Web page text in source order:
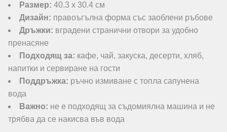
Размер: 40.3 x 30.4 см
Дизайн: правоъгълна форма със заоблени ръбове
Дръжки: вградени странични отвори за удобно
пренасяне
Подходящ за: кафе, чай, закуска, десерти, хляб,
напитки и сервиране на гости
Поддръжка: ръчно измиване с топла сапунена
вода
Важно: не е подходящ за съдомиялна машина и не
трябва да се накисва във вода